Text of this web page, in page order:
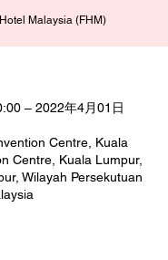
Malaysia (FHM)
– 2022年4月01日
Centre, Kuala
Centre, Kuala Lumpur,
Wilayah Persekutuan